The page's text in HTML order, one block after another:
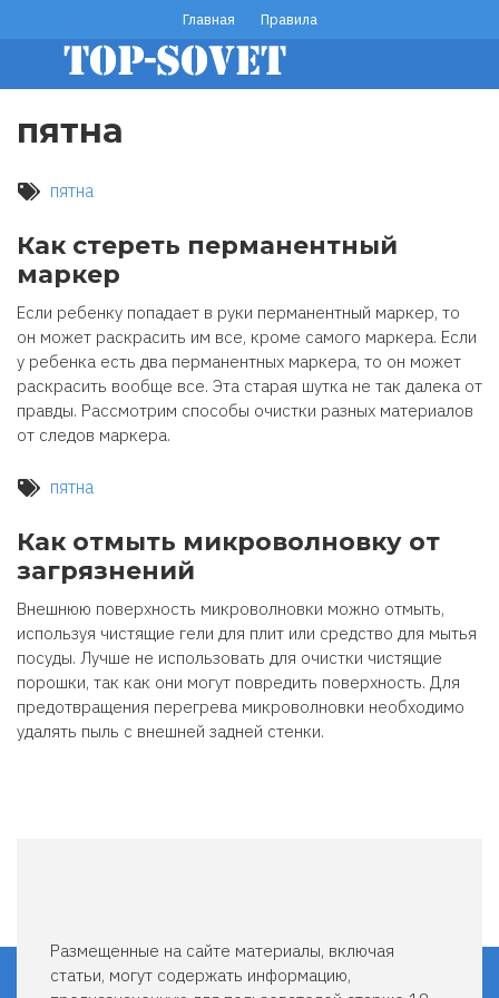
основному
содержанию
footer
menu
Главная Правила
пятна
пятна
Как стереть перманентный
маркер
Если ребенку попадает в руки перманентный маркер, то
он может раскрасить им все, кроме самого маркера. Если
у ребенка есть два перманентных маркера, то он может
раскрасить вообще все. Эта старая шутка не так далека от
правды. Рассмотрим способы очистки разных материалов
от следов маркера.
пятна
Как отмыть микроволновку от
загрязнений
Внешнюю поверхность микроволновки можно отмыть,
используя чистящие гели для плит или средство для мытья
посуды. Лучше не использовать для очистки чистящие
порошки, так как они могут повредить поверхность. Для
предотвращения перегрева микроволновки необходимо
удалять пыль с внешней задней стенки.
Размещенные на сайте материалы, включая
статьи, могут содержать информацию,